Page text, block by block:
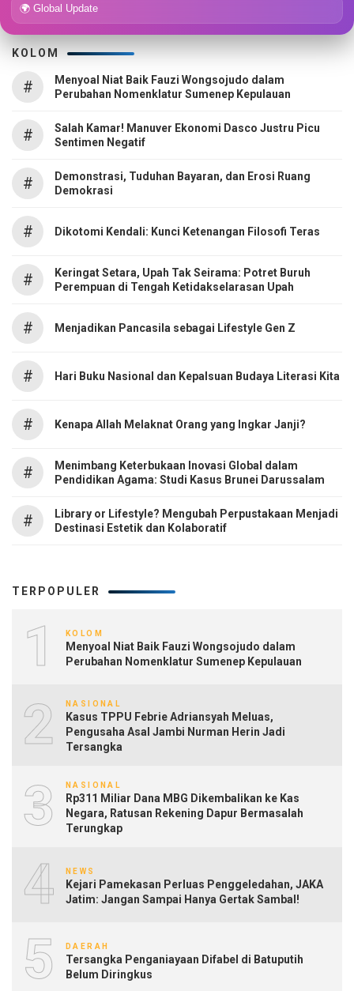
🌍 Global Update
KOLOM
#
Menyoal Niat Baik Fauzi Wongsojudo dalam
Perubahan Nomenklatur Sumenep Kepulauan
#
Salah Kamar! Manuver Ekonomi Dasco Justru Picu
Sentimen Negatif
#
Demonstrasi, Tuduhan Bayaran, dan Erosi Ruang
Demokrasi
# Dikotomi Kendali: Kunci Ketenangan Filosofi Teras
#
Keringat Setara, Upah Tak Seirama: Potret Buruh
Perempuan di Tengah Ketidakselarasan Upah
# Menjadikan Pancasila sebagai Lifestyle Gen Z
# Hari Buku Nasional dan Kepalsuan Budaya Literasi Kita
# Kenapa Allah Melaknat Orang yang Ingkar Janji?
#
Menimbang Keterbukaan Inovasi Global dalam
Pendidikan Agama: Studi Kasus Brunei Darussalam
#
Library or Lifestyle? Mengubah Perpustakaan Menjadi
Destinasi Estetik dan Kolaboratif
TERPOPULER
1 KOLOM
Menyoal Niat Baik Fauzi Wongsojudo dalam
Perubahan Nomenklatur Sumenep Kepulauan
2 NASIONAL
Kasus TPPU Febrie Adriansyah Meluas,
Pengusaha Asal Jambi Nurman Herin Jadi
Tersangka
3 NASIONAL
Rp311 Miliar Dana MBG Dikembalikan ke Kas
Negara, Ratusan Rekening Dapur Bermasalah
Terungkap
4 NEWS
Kejari Pamekasan Perluas Penggeledahan, JAKA
Jatim: Jangan Sampai Hanya Gertak Sambal!
5 DAERAH
Tersangka Penganiayaan Difabel di Batuputih
Belum Diringkus